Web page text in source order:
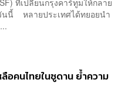
ที่เปลี่ยนกรุงคาร์ทูมให้กลาย
นนี้ หลายประเทศได้ทยอยนำ
อคนไทยในซูดาน ย้ำความ